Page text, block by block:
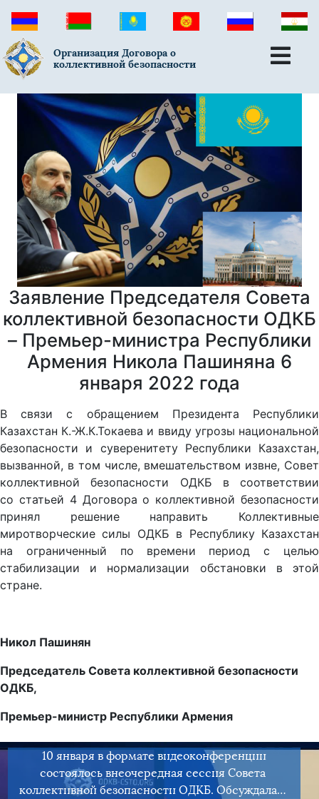
Организация Договора о
коллективной безопасности
Заявление Председателя Совета
коллективной безопасности ОДКБ
– Премьер-министра Республики
Армения Никола Пашиняна 6
января 2022 года
В связи с обращением Президента Республики
Казахстан К.-Ж.К.Токаева и ввиду угрозы национальной
безопасности и суверенитету Республики Казахстан,
вызванной, в том числе, вмешательством извне, Совет
коллективной безопасности ОДКБ в соответствии
со статьей 4 Договора о коллективной безопасности
принял решение направить Коллективные
миротворческие силы ОДКБ в Республику Казахстан
на ограниченный по времени период с целью
стабилизации и нормализации обстановки в этой
стране.
Никол Пашинян
Председатель Совета коллективной безопасности
ОДКБ,
Премьер-министр Республики Армения
10 января в формате видеоконференции
состоялось внеочередная сессия Совета
коллективной безопасности ОДКБ. Обсуждалась